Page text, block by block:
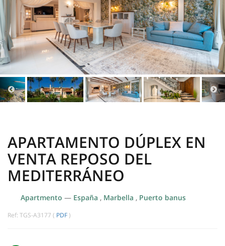
APARTAMENTO DÚPLEX EN
VENTA REPOSO DEL
MEDITERRÁNEO
Apartmento — España , Marbella , Puerto banus
Ref: TGS-A3177 ( PDF )